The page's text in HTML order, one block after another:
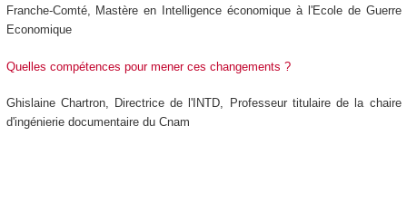
Franche-Comté, Mastère en Intelligence économique à l'Ecole de Guerre
Economique
Quelles compétences pour mener ces changements ?
Ghislaine Chartron, Directrice de l'INTD, Professeur titulaire de la chaire
d'ingénierie documentaire du Cnam